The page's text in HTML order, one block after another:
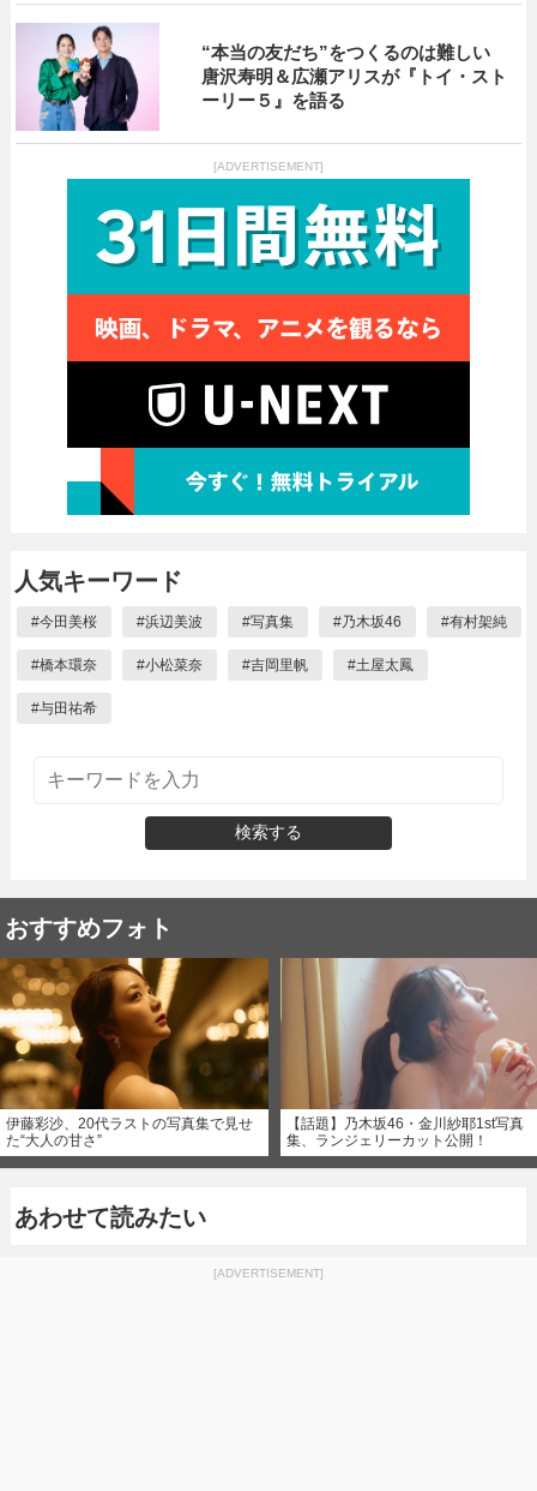
“本当の友だち”をつくるのは難しい
唐沢寿明＆広瀬アリスが『トイ・スト
ーリー５』を語る
[ADVERTISEMENT]
人気キーワード
#今田美桜 #浜辺美波 #写真集 #乃木坂46 #有村架純
#橋本環奈 #小松菜奈 #吉岡里帆 #土屋太鳳
#与田祐希
検索する
おすすめフォト
伊藤彩沙、20代ラストの写真集で見せ
た“大人の甘さ”
【話題】乃木坂46・金川紗耶1st写真
集、ランジェリーカット公開！
あわせて読みたい
[ADVERTISEMENT]